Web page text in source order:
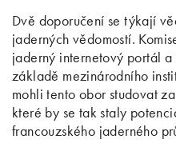
Dvě doporučení se týkají
jaderných vědomostí.
jaderný internetový portál
základě mezinárodního
mohli tento obor studovat
které by se tak staly
francouzského jaderného